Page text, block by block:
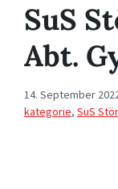
SuS
Abt.
14. September
kategorie, SuS